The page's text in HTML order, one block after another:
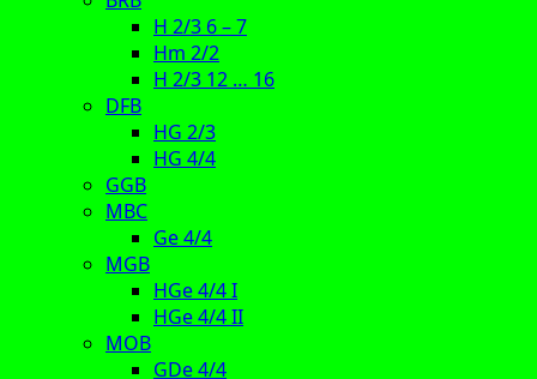
H 2/3 6 – 7
Hm 2/2
H 2/3 12 … 16
DFB
HG 2/3
HG 4/4
GGB
MBC
Ge 4/4
MGB
HGe 4/4 I
HGe 4/4 II
MOB
GDe 4/4